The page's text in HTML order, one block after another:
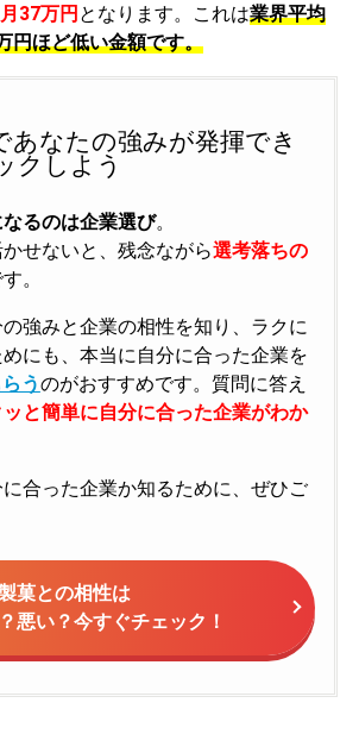
月37万円 となります。これは業界平均
円ほど低い金額です。
あなたの強みが発揮でき
クしよう
るのは企業選び。
せないと、残念ながら選考落ちの
。
強みと企業の相性を知り、ラクに
にも、本当に自分に合った企業を
うのがおすすめです。質問に答え
と簡単に自分に合った企業がわか
合った企業か知るために、ぜひご
菓との相性は
悪い？今すぐチェック！